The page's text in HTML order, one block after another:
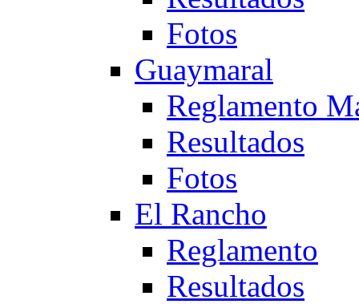
Fotos
Guaymaral
Reglamento
Resultados
Fotos
El Rancho
Reglamento
Resultados